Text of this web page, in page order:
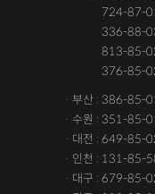
724-87-
336-88-
813-85-
376-85-
· 부산 : 386-85-
· 수원 : 351-85-
· 대전 : 649-85-
· 인천 : 131-85-
· 대구 : 679-85-